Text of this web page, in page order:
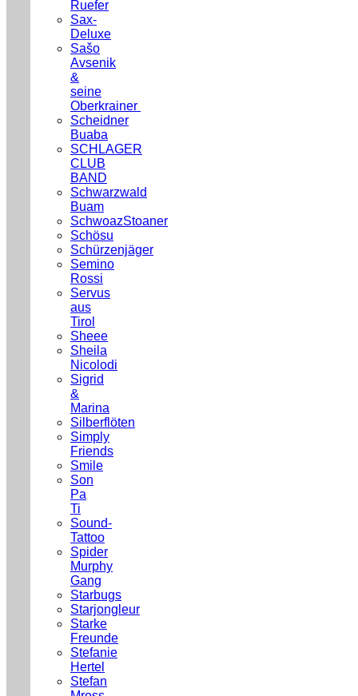
Ruefer
Sax-
Deluxe
Sašo
Avsenik
&
seine
Oberkrainer
Scheidner
Buaba
SCHLAGER
CLUB
BAND
Schwarzwald
Buam
SchwoazStoaner
Schösu
Schürzenjäger
Semino
Rossi
Servus
aus
Tirol
Sheee
Sheila
Nicolodi
Sigrid
&
Marina
Silberflöten
Simply
Friends
Smile
Son
Pa
Ti
Sound-
Tattoo
Spider
Murphy
Gang
Starbugs
Starjongleur
Starke
Freunde
Stefanie
Hertel
Stefan